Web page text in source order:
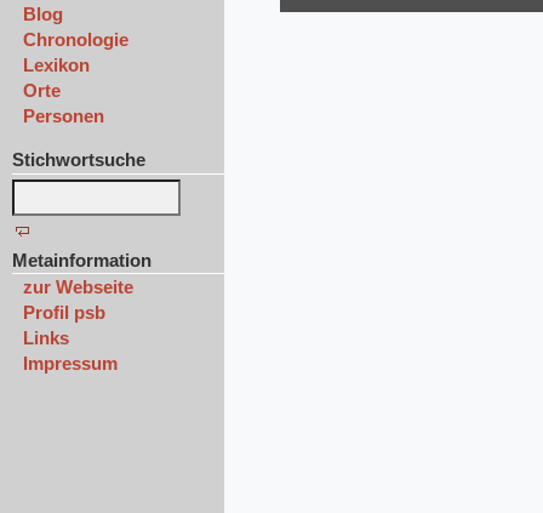
Blog
Chronologie
Lexikon
Orte
Personen
Stichwortsuche
Metainformation
zur Webseite
Profil psb
Links
Impressum